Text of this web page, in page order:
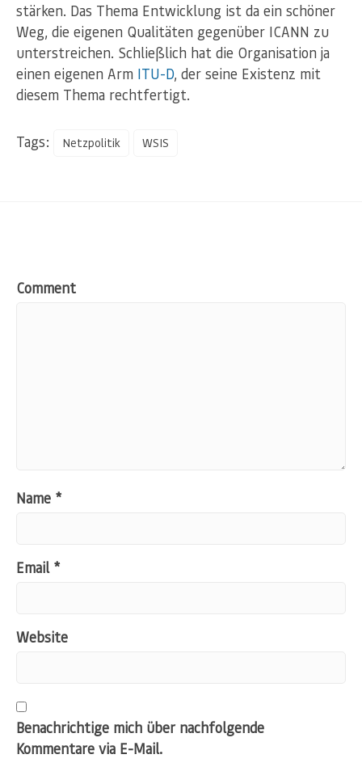
stärken. Das Thema Entwicklung ist da ein schöner
Weg, die eigenen Qualitäten gegenüber ICANN zu
unterstreichen. Schließlich hat die Organisation ja
einen eigenen Arm ITU-D, der seine Existenz mit
diesem Thema rechtfertigt.
Tags: Netzpolitik WSIS
Comment
Name *
Email *
Website
Benachrichtige mich über nachfolgende
Kommentare via E-Mail.